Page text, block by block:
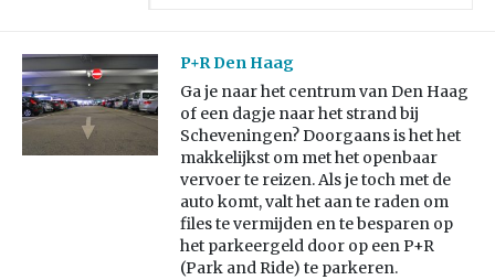
P+R Den Haag
Ga je naar het centrum van Den Haag
of een dagje naar het strand bij
Scheveningen? Doorgaans is het het
makkelijkst om met het openbaar
vervoer te reizen. Als je toch met de
auto komt, valt het aan te raden om
files te vermijden en te besparen op
het parkeergeld door op een P+R
(Park and Ride) te parkeren.